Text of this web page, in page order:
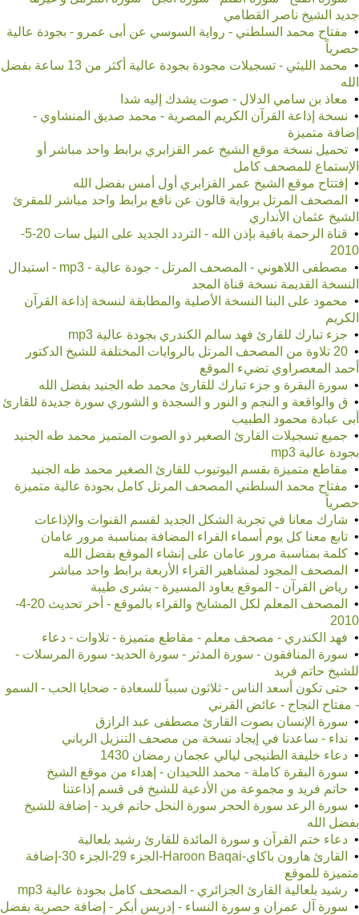
جديد الشيخ ناصر القطامي
• مفتاح محمد السلطني - رواية السوسي عن أبى عمرو - بجودة عالية
حصرياً
•
محمد الليثي - تسجيلات مجودة بجودة عالية أكثر من 13 ساعة بفضل
الله
• معاذ بن سامي الدلال - صوت يشدك إليه شدا
• نسخة إذاعة القرآن الكريم المصرية - محمد صديق المنشاوي -
إضافة متميزة
• تحميل نسخة موقع الشيخ عمر القزابري برابط واحد مباشر أو
الإستماع للمصحف كامل
• إفتتاح موقع الشيخ عمر القزابري أول أمس بفضل الله
•
المصحف المرتل برواية قالون عن نافع برابط واحد مباشر للمقرئ
الشيخ عثمان الأنداري
•
قناة الرحمة باقية بإذن الله - التردد الجديد على النيل سات 20-5-
2010
•
مصطفى اللاهوني - المصحف المرتل - جودة عالية - mp3 - استبدال
النسخة القديمة نسخة قناة المجد
• محمود على البنا النسخة الأصلية والمطابقة لنسخة إذاعة القرآن
الكريم
• جزء تبارك للقارئ فهد سالم الكندري بجودة عالية mp3
•
20 تلاوة من المصحف المرتل بالروايات المختلفة للشيخ الدكتور
أحمد المعصراوي تضيء الموقع
• سورة البقرة و جزء تبارك للقارئ محمد طه الجنيد بفضل الله
• ق والواقعة و النجم و النور و السجدة و الشوري سورة جديدة للقارئ
أبى عبادة محمود الطبيب
• جميع تسجيلات القارئ الصغير ذو الصوت المتميز محمد طه الجنيد
بجودة عالية mp3
• مقاطع متميزة بقسم اليوتيوب للقارئ الصغير محمد طه الجنيد
• مفتاح محمد السلطني المصحف المرتل كامل بجودة عالية متميزة
حصرياً
• شارك معانا في تجربة الشكل الجديد لقسم القنوات والإذاعات
• تابع معنا كل يوم أسماء القراء المضافة بمناسبة مرور عامان
• كلمة بمناسبة مرور عامان على إنشاء الموقع بفضل الله
• المصحف المجود لمشاهير القراء الأربعة برابط واحد مباشر
• رياض القرآن - الموقع يعاود المسيرة - بشرى طيبة
•
المصحف المعلم لكل المشايخ والقراء بالموقع - أخر تحديث 20-4-
2010
• فهد الكندري - مصحف معلم - مقاطع متميزة - تلاوات - دعاء
• سورة المنافقون - سورة المدثر - سورة الحديد- سورة المرسلات -
للشيخ حاتم فريد
• حتى تكون أسعد الناس - ثلاثون سبباً للسعادة - ضحايا الحب - السمو
- مفتاح النجاح - عائض القرني
• سورة الإنسان بصوت القارئ مصطفى عبد الرازق
• نداء - ساعدنا في إيجاد نسخة من مصحف التنزيل الرباني
• دعاء خليفة الطنيجى ليالي عجمان رمضان 1430
• سورة البقرة كاملة - محمد اللحيدان - إهداء من موقع الشيخ
• حاتم فريد و مجموعة من الأدعية للشيخ فى قسم إذاعتنا
• سورة الرعد سورة الحجر سورة النحل حاتم فريد - إضافة للشيخ
بفضل الله
• دعاء ختم القرآن و سورة المائدة للقارئ رشيد بلعالية
•
القارئ هارون باكاي-Haroon Baqai-الجزء 29-الجزء 30-إضافة
متميزة للموقع
• رشيد بلعالية القارئ الجزائري - المصحف كامل بجودة عالية mp3
• سورة آل عمران و سورة النساء - إدريس أبكر - إضافة حصرية بفضل